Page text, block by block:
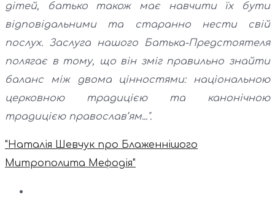
дітей, батько також має навчити їх бути
відповідальними та старанно нести свій
послух. Заслуга нашого Батька-Предстоятеля
полягає в тому, що він зміг правильно знайти
баланс між двома цінностями: національною
церковною традицією та канонічною
традицією православ’ям...".
"Наталія Шевчук про Блаженнішого
Митрополита Мефодія"